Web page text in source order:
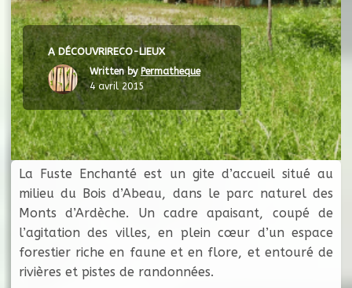
A DÉCOUVRIRECO-LIEUX
Written byPermatheque
4 avril 2015
La Fuste Enchanté est un gite d’accueil situé au
milieu du Bois d’Abeau, dans le parc naturel des
Monts d’Ardèche. Un cadre apaisant, coupé de
l’agitation des villes, en plein cœur d’un espace
forestier riche en faune et en flore, et entouré de
rivières et pistes de randonnées.